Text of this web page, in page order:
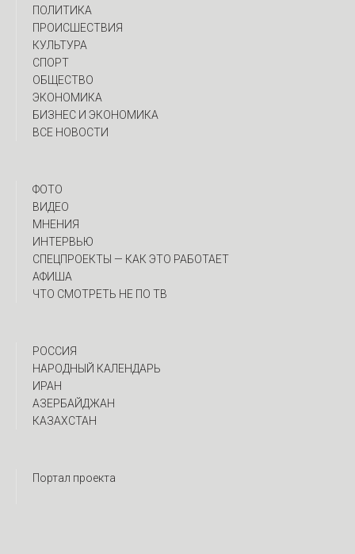
ПОЛИТИКА
ПРОИСШЕСТВИЯ
КУЛЬТУРА
СПОРТ
ОБЩЕСТВО
ЭКОНОМИКА
БИЗНЕС И ЭКОНОМИКА
ВСЕ НОВОСТИ
ФОТО
ВИДЕО
МНЕНИЯ
ИНТЕРВЬЮ
CПЕЦПРОЕКТЫ — КАК ЭТО РАБОТАЕТ
АФИША
ЧТО СМОТРЕТЬ НЕ ПО ТВ
РОССИЯ
НАРОДНЫЙ КАЛЕНДАРЬ
ИРАН
АЗЕРБАЙДЖАН
КАЗАХСТАН
Портал проекта